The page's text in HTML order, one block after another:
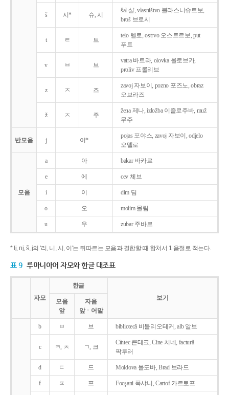
š 시* 슈, 시
šal 샬, vlasništvo 블라스니슈트보,
broš 브로시
t ㅌ 트
telo 텔로, ostrvo 오스트르보, put
푸트
v ㅂ 브
vatra 바트라, olovka 올로브카,
proliv 프롤리브
z ㅈ 즈
zavoj 자보이, pozno 포즈노, obraz
오브라즈
ž ㅈ 주
žena 제나, izložba 이즐로주바, muž
무주
반모음 j 이*
pojas 포야스, zavoj 자보이, odjelo
오델로
모음
a 아 bakar 바카르
e 에 cev 체브
i 이 dim 딤
o 오 molim 몰림
u 우 zubar 주바르
* lj, nj, š, j의 '리, 니, 시, 이'는 뒤따르는 모음과 결합할 때 합쳐서 1 음절로 적는다.
표 9 루마니아어 자모와 한글 대조표
자모
한글
보기
모음
앞
자음
앞ㆍ어말
b ㅂ 브 bibliotecǎ 비블리오테커, alb 알브
c ㅋ, ㅊ ㄱ, 크
Cîntec 큰테크, Cine 치네, facturǎ
팍투러
d ㄷ 드 Moldova 몰도바, Brad 브라드
f ㅍ 프 Focşani 폭샤니, Cartof 카르토프